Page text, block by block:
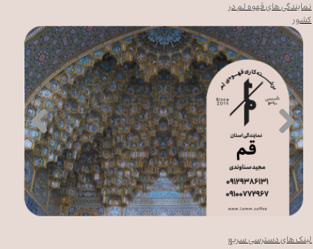
لینک های دسترسی سریع
نمایندگی های قهوه لم در
کشور